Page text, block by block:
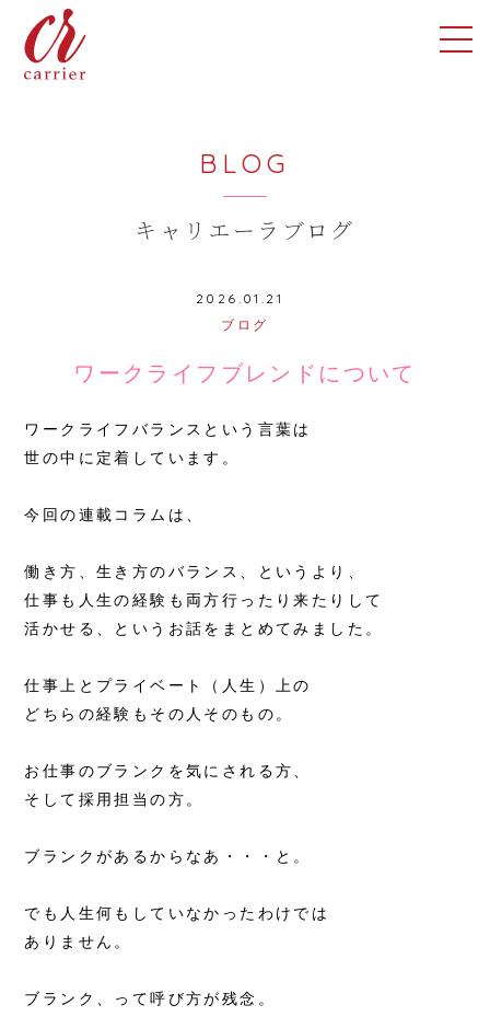
BLOG
キャリエーラブログ
2026.01.21
ブログ
ワークライフブレンドについて
ワークライフバランスという言葉は
世の中に定着しています。
今回の連載コラムは、
働き方、生き方のバランス、というより、
仕事も人生の経験も両方行ったり来たりして
活かせる、というお話をまとめてみました。
仕事上とプライベート（人生）上の
どちらの経験もその人そのもの。
お仕事のブランクを気にされる方、
そして採用担当の方。
ブランクがあるからなあ・・・と。
でも人生何もしていなかったわけでは
ありません。
ブランク、って呼び方が残念。